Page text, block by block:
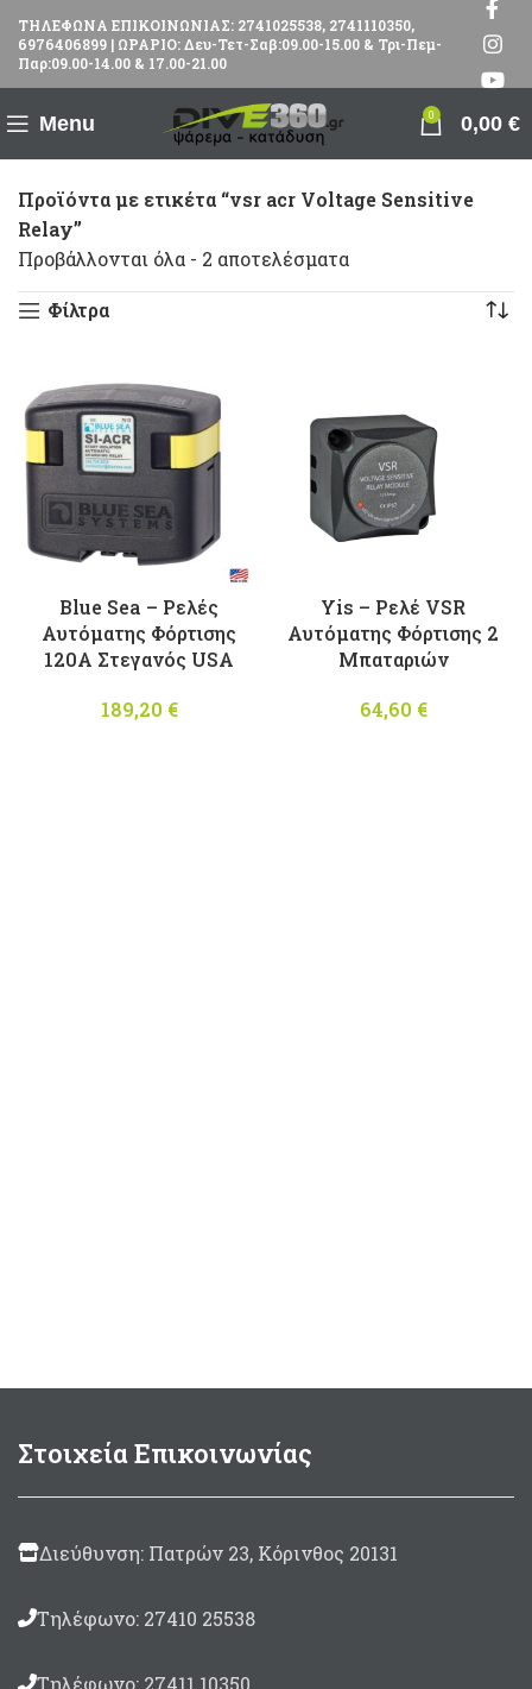
ΤΗΛΕΦΩΝΑ ΕΠΙΚΟΙΝΩΝΙΑΣ: 2741025538, 2741110350,
6976406899 | ΩΡΑΡΙΟ: Δευ-Τετ-Σαβ:09.00-15.00 & Τρι-Πεμ-
Παρ:09.00-14.00 & 17.00-21.00
Menu 0 0,00 €
Προϊόντα με ετικέτα “vsr acr Voltage Sensitive
Relay”
Προβάλλονται όλα - 2 αποτελέσματα
Φίλτρα
Blue Sea – Ρελές
Αυτόματης Φόρτισης
120A Στεγανός USA
189,20 €
Yis – Ρελέ VSR
Αυτόματης Φόρτισης 2
Μπαταριών
64,60 €
Στοιχεία Επικοινωνίας
Διεύθυνση: Πατρών 23, Κόρινθος 20131
Τηλέφωνο: 27410 25538
Τηλέφωνο: 27411 10350